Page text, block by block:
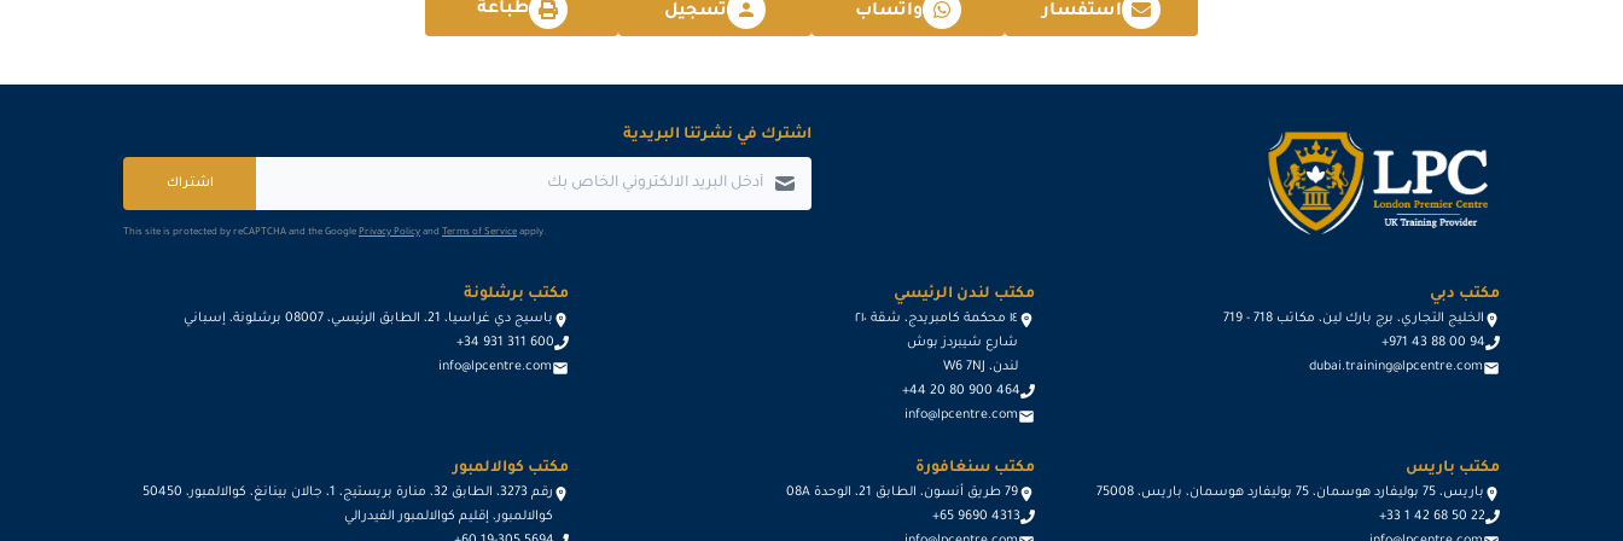
2026-12-21 كوالا لامبور
2026-12-28 لندن التفاصيل
استفسار واتساب تسجيل طباعة
اشترك في نشرتنا البريدية
اشتراك
This site is protected by reCAPTCHA and the Google Privacy Policy and Terms of Service apply.
مكتب دبي
الخليج التجاري، برج بارك لين، مكاتب 718 - 719
+971 43 88 00 94
dubai.training@lpcentre.com
مكتب لندن الرئيسي
١٤ محكمة كامبريدج، شقة ٢١٠
شارع شيبردز بوش
لندن، W6 7NJ
+44 20 80 900 464
info@lpcentre.com
مكتب برشلونة
باسيج دي غراسيا، 21، الطابق الرئيسي، 08007 برشلونة، إسباني
+34 931 311 600
info@lpcentre.com
مكتب باريس
باريس، 75 بوليفارد هوسمان، 75 بوليفارد هوسمان، باريس، 75008
+33 1 42 68 50 22
مكتب سنغافورة
79 طريق أنسون، الطابق 21، الوحدة 08A
+65 9690 4313
مكتب كوالالمبور
رقم 3273، الطابق 32، منارة بريستيج، 1، جالان بينانغ، كوالالمبور، 50450
كوالالمبور، إقليم كوالالمبور الفيدرالي